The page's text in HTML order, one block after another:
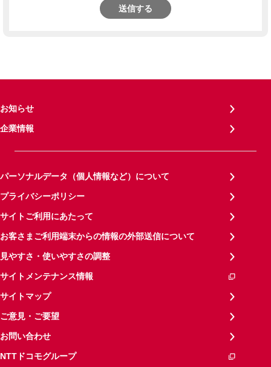
送信する
お知らせ
企業情報
パーソナルデータ（個人情報など）について
プライバシーポリシー
サイトご利用にあたって
お客さまご利用端末からの情報の外部送信について
見やすさ・使いやすさの調整
サイトメンテナンス情報
サイトマップ
ご意見・ご要望
お問い合わせ
NTTドコモグループ